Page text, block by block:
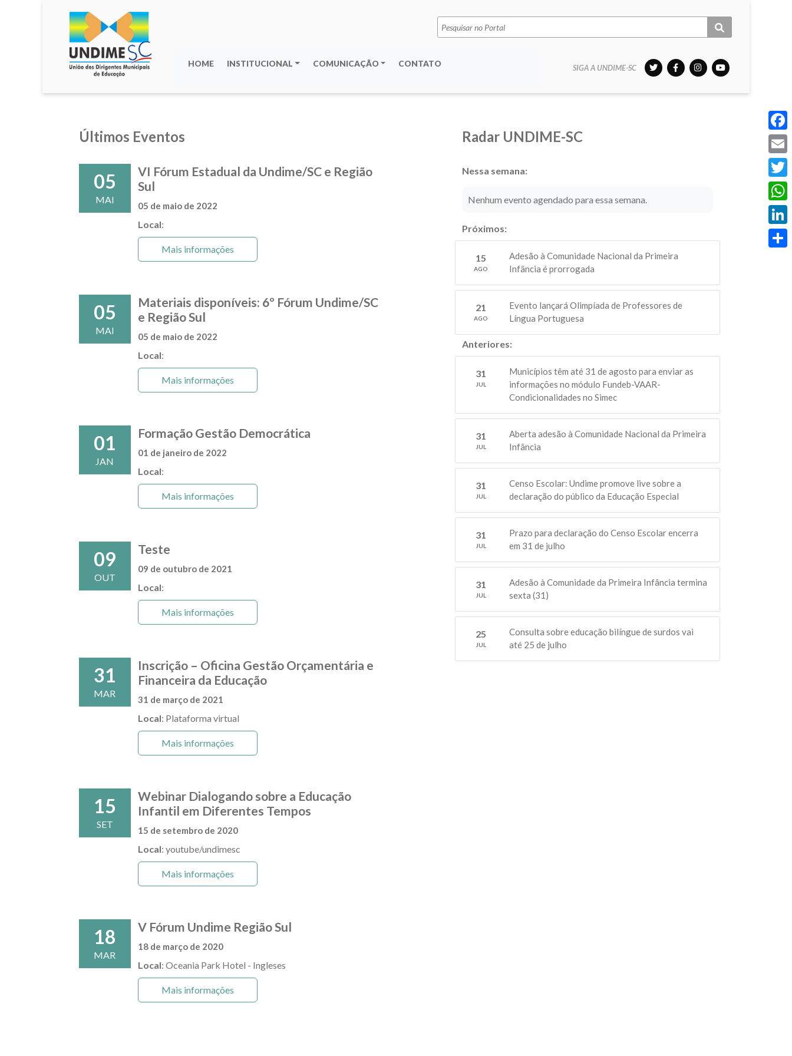
Pesquisar
por:
HOME INSTITUCIONAL COMUNICAÇÃO CONTATO SIGA A UNDIME-SC
Últimos Eventos
05
MAI
VI Fórum Estadual da Undime/SC e Região
Sul
05 de maio de 2022
Local:
Mais informações
05
MAI
Materiais disponíveis: 6º Fórum Undime/SC
e Região Sul
05 de maio de 2022
Local:
Mais informações
01
JAN
Formação Gestão Democrática
01 de janeiro de 2022
Local:
Mais informações
09
OUT
Teste
09 de outubro de 2021
Local:
Mais informações
31
MAR
Inscrição – Oficina Gestão Orçamentária e
Financeira da Educação
31 de março de 2021
Local: Plataforma virtual
Mais informações
15
SET
Webinar Dialogando sobre a Educação
Infantil em Diferentes Tempos
15 de setembro de 2020
Local: youtube/undimesc
Mais informações
18
MAR
V Fórum Undime Região Sul
18 de março de 2020
Local: Oceania Park Hotel - Ingleses
Mais informações
Radar UNDIME-SC
Nessa semana:
Nenhum evento agendado para essa semana.
Próximos:
15
AGO
Adesão à Comunidade Nacional da Primeira
Infância é prorrogada
21
AGO
Evento lançará Olimpíada de Professores de
Língua Portuguesa
Anteriores:
31
JUL
Municípios têm até 31 de agosto para enviar as
informações no módulo Fundeb-VAAR-
Condicionalidades no Simec
31
JUL
Aberta adesão à Comunidade Nacional da Primeira
Infância
31
JUL
Censo Escolar: Undime promove live sobre a
declaração do público da Educação Especial
31
JUL
Prazo para declaração do Censo Escolar encerra
em 31 de julho
31
JUL
Adesão à Comunidade da Primeira Infância termina
sexta (31)
25
JUL
Consulta sobre educação bilíngue de surdos vai
até 25 de julho
Email